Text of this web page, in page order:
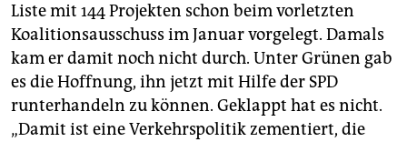
Liste mit 144 Projekten schon beim vorletzten
Koalitionsausschuss im Januar vorgelegt. Damals
kam er damit noch nicht durch. Unter Grünen gab
es die Hoffnung, ihn jetzt mit Hilfe der SPD
runterhandeln zu können. Geklappt hat es nicht.
„Damit ist eine Verkehrspolitik zementiert, die